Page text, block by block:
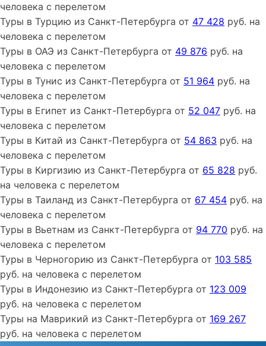
человека с перелетом
Туры в Турцию из Санкт-Петербурга от 47 428 руб. на
человека с перелетом
Туры в ОАЭ из Санкт-Петербурга от 49 876 руб. на
человека с перелетом
Туры в Тунис из Санкт-Петербурга от 51 964 руб. на
человека с перелетом
Туры в Египет из Санкт-Петербурга от 52 047 руб. на
человека с перелетом
Туры в Китай из Санкт-Петербурга от 54 863 руб. на
человека с перелетом
Туры в Киргизию из Санкт-Петербурга от 65 828 руб.
на человека с перелетом
Туры в Таиланд из Санкт-Петербурга от 67 454 руб. на
человека с перелетом
Туры в Вьетнам из Санкт-Петербурга от 94 770 руб. на
человека с перелетом
Туры в Черногорию из Санкт-Петербурга от 103 585
руб. на человека с перелетом
Туры в Индонезию из Санкт-Петербурга от 123 009
руб. на человека с перелетом
Туры на Маврикий из Санкт-Петербурга от 169 267
руб. на человека с перелетом